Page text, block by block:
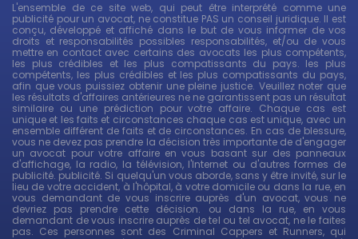
L'ensemble de ce site web, qui peut être interprété comme une
publicité pour un avocat, ne constitue PAS un conseil juridique. Il est
conçu, développé et affiché dans le but de vous informer de vos
droits et responsabilités possibles responsabilités, et/ou de vous
mettre en contact avec certains des avocats les plus compétents,
les plus crédibles et les plus compatissants du pays. les plus
compétents, les plus crédibles et les plus compatissants du pays,
afin que vous puissiez obtenir une pleine justice. Veuillez noter que
les résultats d'affaires antérieures ne ne garantissent pas un résultat
similaire ou une prédiction pour votre affaire. Chaque cas est
unique et les faits et circonstances chaque cas est unique, avec un
ensemble différent de faits et de circonstances. En cas de blessure,
vous ne devez pas prendre la décision très importante de d'engager
un avocat pour votre affaire en vous basant sur des panneaux
d'affichage, la radio, la télévision, l'Internet ou d'autres formes de
publicité. publicité. Si quelqu'un vous aborde, sans y être invité, sur le
lieu de votre accident, à l'hôpital, à votre domicile ou dans la rue, en
vous demandant de vous inscrire auprès d'un avocat, vous ne
devriez pas prendre cette décision. ou dans la rue, en vous
demandant de vous inscrire auprès de tel ou tel avocat, ne le faites
pas. Ces personnes sont des Criminal Cappers et Runners, qui